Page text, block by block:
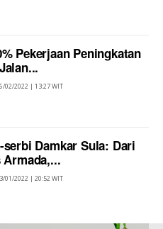
Pekerjaan Peningkatan
02/2022 | 13:27 WIT
serbi Damkar Sula: Dari
01/2022 | 20:52 WIT